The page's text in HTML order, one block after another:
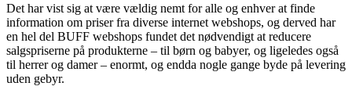
Det har vist sig at være vældig nemt for alle og enhver at finde
information om priser fra diverse internet webshops, og derved har
en hel del BUFF webshops fundet det nødvendigt at reducere
salgspriserne på produkterne – til børn og babyer, og ligeledes også
til herrer og damer – enormt, og endda nogle gange byde på levering
uden gebyr.